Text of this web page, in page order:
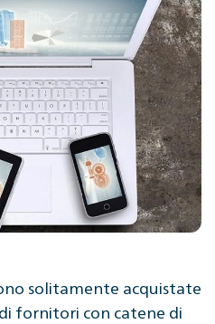
solitamente acquistate
fornitori con catene di